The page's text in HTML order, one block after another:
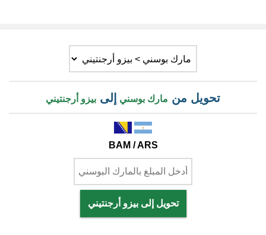
تحويل من مارك بوسني إلى بيزو أرجنتيني
BAM / ARS
تحويل إلى بيزو أرجنتيني